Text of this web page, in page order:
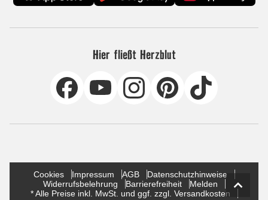
Hier fließt Herzblut
Cookies Impressum AGB
Datenschutzhinweise
Widerrufsbelehrung
Barrierefreiheit
Melden
* Alle Preise inkl. MwSt. und ggf. zzgl. Versandkosten